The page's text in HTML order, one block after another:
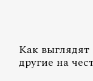
Как
другие на